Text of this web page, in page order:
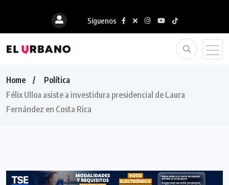
Síguenos
Home
Política
Félix Ulloa asiste a investidura presidencial de Laura
Fernández en Costa Rica